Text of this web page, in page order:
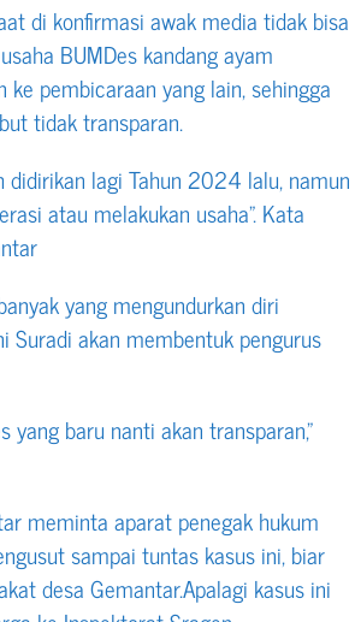
di konfirmasi awak media tidak bisa
BUMDes kandang ayam
pembicaraan yang lain, sehingga
tidak transparan.
didirikan lagi Tahun 2024 lalu, namun
atau melakukan usaha”. Kata
yang mengundurkan diri
akan membentuk pengurus
yang baru nanti akan transparan,”
meminta aparat penegak hukum
sampai tuntas kasus ini, biar
desa Gemantar.Apalagi kasus ini